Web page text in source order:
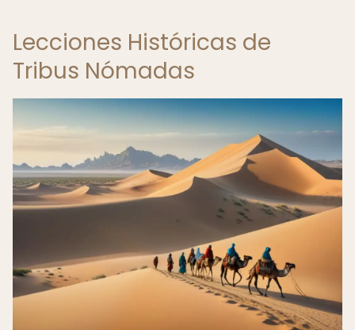
Lecciones Históricas de
Tribus Nómadas